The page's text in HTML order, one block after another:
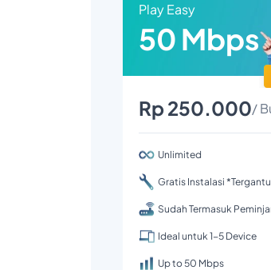
Play Easy
50 Mbps
Rp 250.000/
Unlimited
Gratis Instalasi
Sudah Termasuk
Ideal untuk 1-5 Device
Up to 50 Mbps